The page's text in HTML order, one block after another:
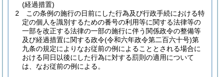
(経過措置)
2
この条例の施行の日前にした行為及び行政手続における特
定の個人を識別するための番号の利用等に関する法律等の
一部を改正する法律の一部の施行に伴う関係政令の整備等
及び経過措置に関する政令(令和六年政令第二百六十号)第
九条の規定によりなお従前の例によることとされる場合に
おける同日以後にした行為に対する罰則の適用について
は、なお従前の例による。